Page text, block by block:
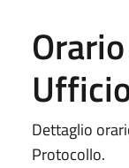
Dettaglio
Protocollo.